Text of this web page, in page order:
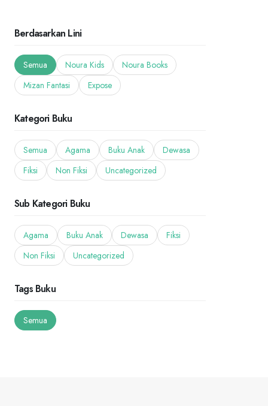
Berdasarkan Lini
Semua Noura Kids
Noura Books
Mizan Fantasi
Expose
Kategori Buku
Semua Agama Buku Anak
Dewasa
Fiksi
Non Fiksi Uncategorized
Sub Kategori Buku
Agama Buku Anak Dewasa
Fiksi
Non Fiksi
Uncategorized
Tags Buku
Semua